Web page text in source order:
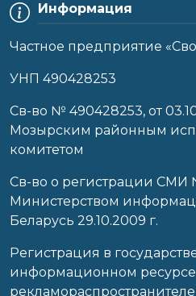
Информация
Частное предприятие
УНП 490428253
Cв-во № 490428253, от
Мозырским районным
комитетом
Св-во о регистрации СМИ
Министерством
Беларусь 29.10.2009 г.
Регистрация в
информационном ресурсе